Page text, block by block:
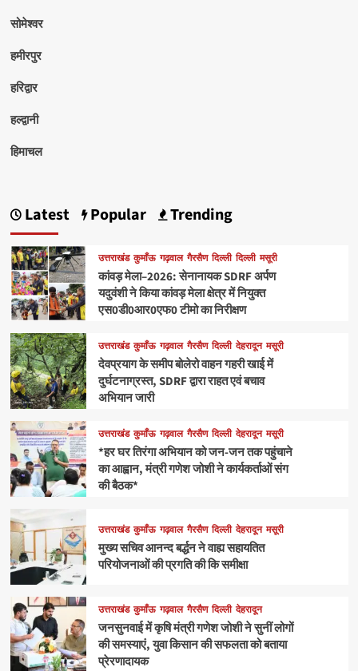
सोमेश्वर
हमीरपुर
हरिद्वार
हल्द्वानी
हिमाचल
Latest Popular Trending
उत्तराखंड कुमाँऊ गढ़वाल गैरसैण दिल्ली दिल्ली मसूरी
कांवड़ मेला–2026: सेनानायक SDRF अर्पण
यदुवंशी ने किया कांवड़ मेला क्षेत्र में नियुक्त
एस0डी0आर0एफ0 टीमो का निरीक्षण
उत्तराखंड कुमाँऊ गढ़वाल गैरसैण दिल्ली देहरादून मसूरी
देवप्रयाग के समीप बोलेरो वाहन गहरी खाई में
दुर्घटनाग्रस्त, SDRF द्वारा राहत एवं बचाव
अभियान जारी
उत्तराखंड कुमाँऊ गढ़वाल गैरसैण दिल्ली देहरादून मसूरी
*हर घर तिरंगा अभियान को जन-जन तक पहुंचाने
का आह्वान, मंत्री गणेश जोशी ने कार्यकर्ताओं संग
की बैठक*
उत्तराखंड कुमाँऊ गढ़वाल गैरसैण दिल्ली देहरादून मसूरी
मुख्य सचिव आनन्द बर्द्धन ने वाह्य सहायतित
परियोजनाओं की प्रगति की कि समीक्षा
उत्तराखंड कुमाँऊ गढ़वाल गैरसैण दिल्ली देहरादून
जनसुनवाई में कृषि मंत्री गणेश जोशी ने सुनीं लोगों
की समस्याएं, युवा किसान की सफलता को बताया
प्रेरणादायक